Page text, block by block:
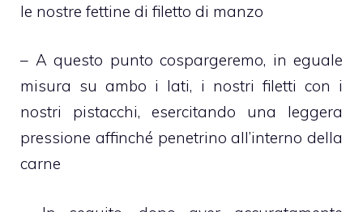
le nostre fettine di filetto di manzo
– A questo punto cospargeremo, in eguale
misura su ambo i lati, i nostri filetti con i
nostri pistacchi, esercitando una leggera
pressione affinché penetrino all’interno della
carne